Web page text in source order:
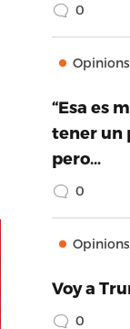
0
Opinions
“Esa es
tener un
pero…
0
Opinions
Voy a
0